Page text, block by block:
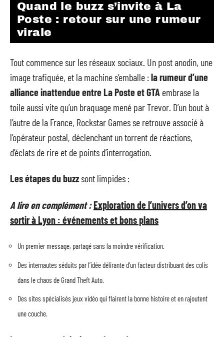
Quand le buzz s’invite à La
Poste : retour sur une rumeur
virale
Tout commence sur les réseaux sociaux. Un post anodin, une
image trafiquée, et la machine s’emballe :la rumeur d’une
alliance inattendue entre La Poste et GTA embrase la
toile aussi vite qu’un braquage mené par Trevor. D’un bout à
l’autre de la France, Rockstar Games se retrouve associé à
l’opérateur postal, déclenchant un torrent de réactions,
d’éclats de rire et de points d’interrogation.
Les étapes du buzzsont limpides :
A lire en complément :Exploration de l’univers d’on va
sortir à Lyon : événements et bons plans
Un premier message, partagé sans la moindre vérification.
Des internautes séduits par l’idée délirante d’un facteur distribuant des colis
dans le chaos de Grand Theft Auto.
Des sites spécialisés jeux vidéo qui flairent la bonne histoire et en rajoutent
une couche.